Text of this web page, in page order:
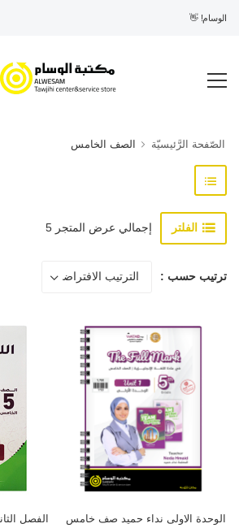
الوسام! 👋
الصّفحة الرَّئيسيّة الصف الخامس
الفلتر إجمالي عرض المتجر 5
ترتيب حسب :
الوحدة الاولى نداء حميد صف خامس